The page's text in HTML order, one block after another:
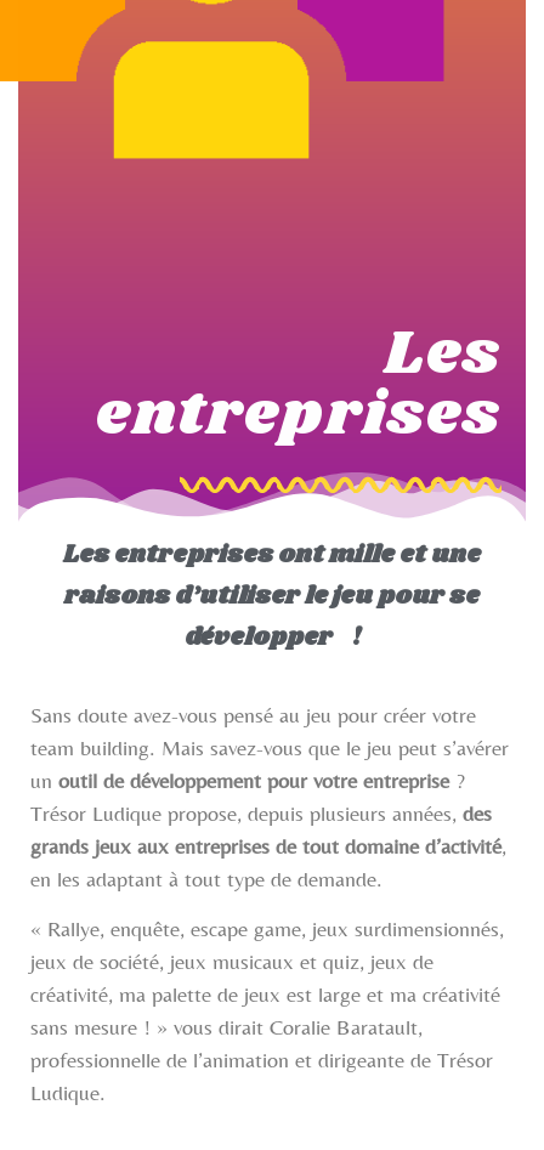
Les
entreprises
Lesentreprises ont mille et une
raisons d’utiliser le jeu pour se
développer !
Sans doute avez-vous pensé au jeu pour créer votre
team building. Mais savez-vous que le jeu peut s’avérer
un outil de développement pour votre entreprise?
Trésor Ludique propose, depuis plusieurs années, des
grands jeux aux entreprises de tout domaine d’activité,
en les adaptant à tout type de demande.
« Rallye, enquête, escape game, jeux surdimensionnés,
jeux de société, jeux musicaux et quiz, jeux de
créativité, ma palette de jeux est large et ma créativité
sans mesure ! » vous dirait Coralie Baratault,
professionnelle de l’animation et dirigeante de Trésor
Ludique.